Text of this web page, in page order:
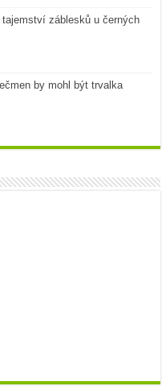
záblesků u černých
by mohl být trvalka